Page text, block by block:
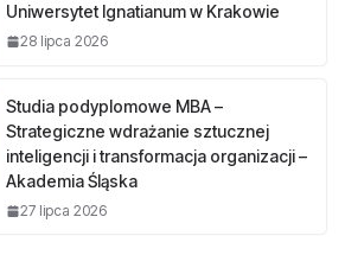
Uniwersytet Ignatianum w Krakowie
28 lipca 2026
Studia podyplomowe MBA –
Strategiczne wdrażanie sztucznej
inteligencji i transformacja organizacji –
Akademia Śląska
27 lipca 2026